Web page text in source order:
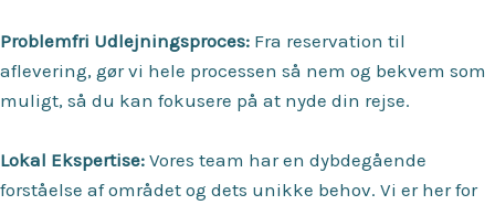
Problemfri Udlejningsproces: Fra reservation til
aflevering, gør vi hele processen så nem og bekvem som
muligt, så du kan fokusere på at nyde din rejse.
Lokal Ekspertise: Vores team har en dybdegående
forståelse af området og dets unikke behov. Vi er her for